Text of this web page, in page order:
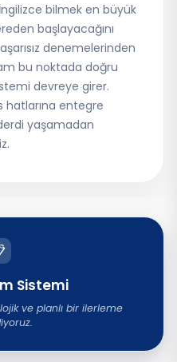
bilmek en büyük
başlayacağını
denemelerinden
bu noktada doğru
devreye girer.
entegre
yaşamadan
Sistemi
ve planlı bir ilerleme